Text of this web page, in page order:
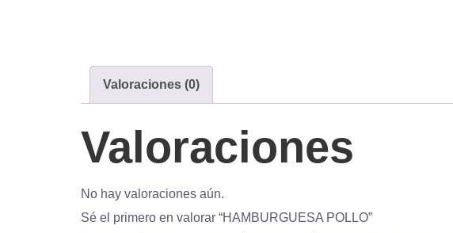
Valoraciones (0)
Valoraciones
No hay valoraciones aún.
Sé el primero en valorar “HAMBURGUESA POLLO”